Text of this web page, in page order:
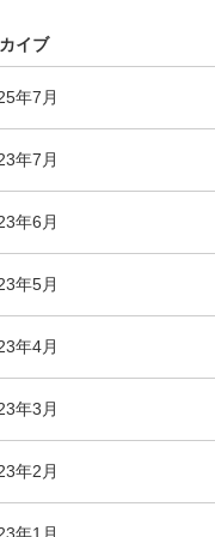
ー
イブ
年7月
ー
年7月
ー
年6月
ー
年5月
ー
年4月
ー
年3月
ー
年2月